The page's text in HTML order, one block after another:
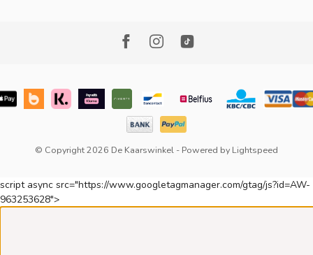
© Copyright 2026 De Kaarswinkel - Powered by Lightspeed
script async src="https://www.googletagmanager.com/gtag/js?id=AW-
963253628">